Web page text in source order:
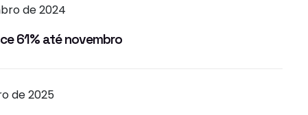
de 2024
61% até novembro
de 2025